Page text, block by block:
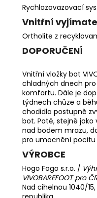
Rychlozavazovací
Vnitřní
Ortholite z
DOPORUČENÍ
Vnitřní vložky bot
chladných dnech
komfortu. Dále je
týdnech chůze a
chodidla postupně
bot. Poté, stejně
nad bodem mrazu,
pro umocnění pocitu
VÝROBCE
Hogo Fogo s.r.o. /
VIVOBAREFOOT pro
Nad cihelnou 1040/